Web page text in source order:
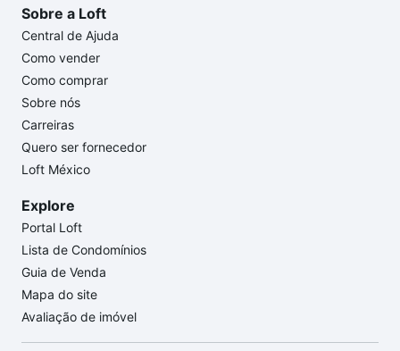
Sobre a Loft
Central de Ajuda
Como vender
Como comprar
Sobre nós
Carreiras
Quero ser fornecedor
Loft México
Explore
Portal Loft
Lista de Condomínios
Guia de Venda
Mapa do site
Avaliação de imóvel